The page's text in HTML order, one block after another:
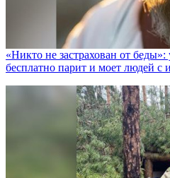
«Никто не заcтрахован от
бесплатно парит и моет людей с